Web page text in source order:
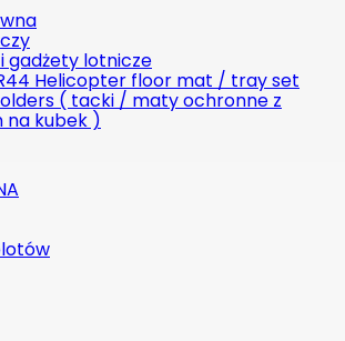
gadżety lotnicze
Helicopter floor mat / tray set
( tacki / maty ochronne z
kubek )